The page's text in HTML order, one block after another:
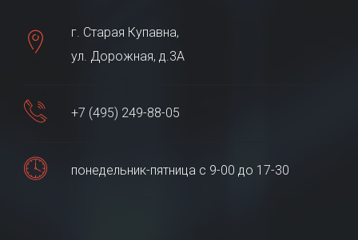
г. Старая Купавна,
ул. Дорожная, д.3А
+7 (495) 249-88-05
понедельник-пятница с 9-00 до 17-30